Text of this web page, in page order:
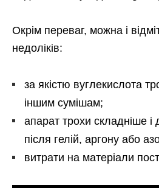
Окрім переваг, можна і
недоліків:
за якістю вуглекислота
іншим сумішам;
апарат трохи складніше
після гелій, аргону або
витрати на матеріали